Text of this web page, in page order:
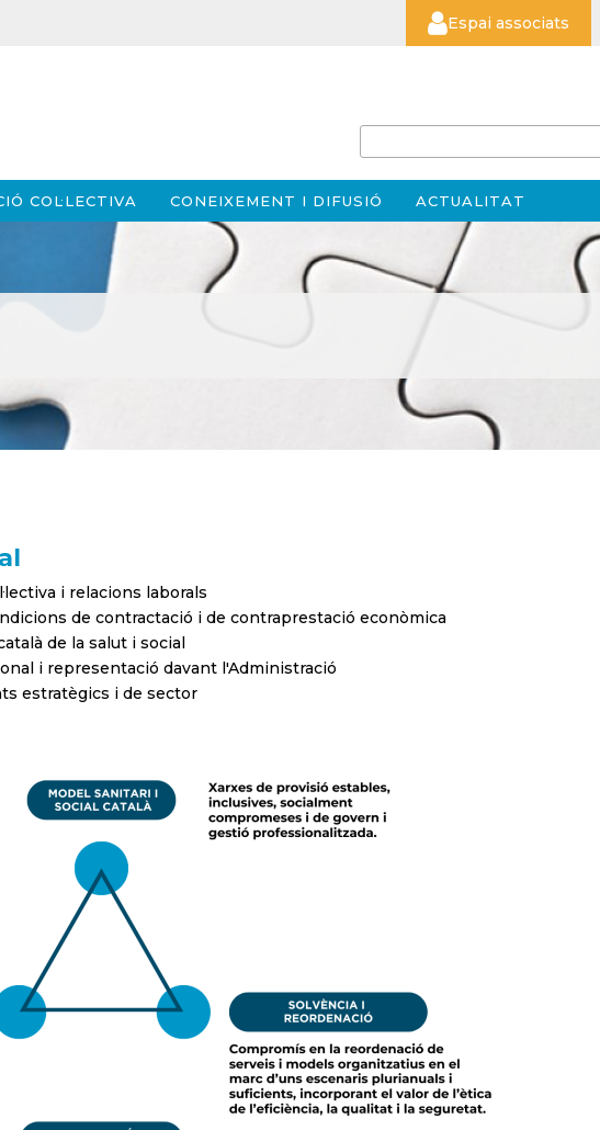
Espai associats
COL·LECTIVA CONEIXEMENT I DIFUSIÓ ACTUALITAT
i relacions laborals
de contractació i de contraprestació econòmica
de la salut i social
i representació davant l'Administració
estratègics i de sector